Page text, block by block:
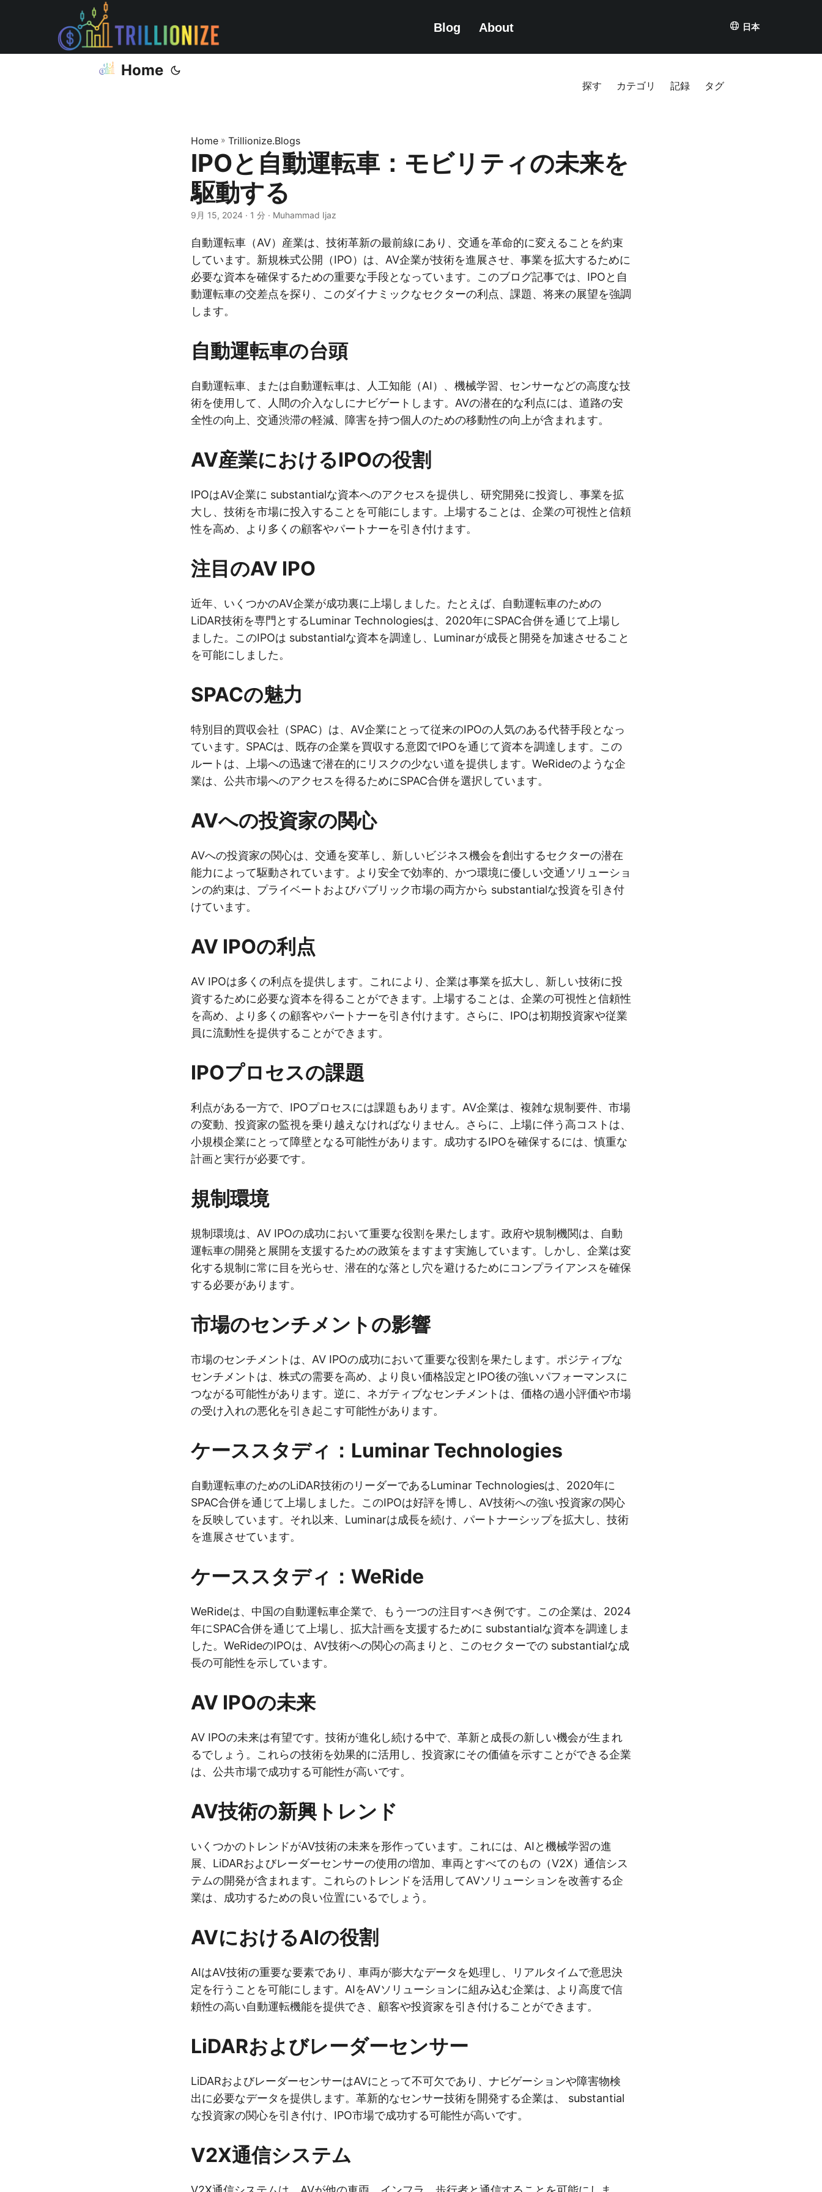
Blog About 日本
Home
探す カテゴリ 記録 タグ
Home » Trillionize.Blogs
IPOと自動運転車：モビリティの未来を
駆動する
9月 15, 2024 · 1 分 · Muhammad Ijaz
自動運転車（AV）産業は、技術革新の最前線にあり、交通を革命的に変えることを約束
しています。新規株式公開（IPO）は、AV企業が技術を進展させ、事業を拡大するために
必要な資本を確保するための重要な手段となっています。このブログ記事では、IPOと自
動運転車の交差点を探り、このダイナミックなセクターの利点、課題、将来の展望を強調
します。
自動運転車の台頭
自動運転車、または自動運転車は、人工知能（AI）、機械学習、センサーなどの高度な技
術を使用して、人間の介入なしにナビゲートします。AVの潜在的な利点には、道路の安
全性の向上、交通渋滞の軽減、障害を持つ個人のための移動性の向上が含まれます。
AV産業におけるIPOの役割
IPOはAV企業に substantialな資本へのアクセスを提供し、研究開発に投資し、事業を拡
大し、技術を市場に投入することを可能にします。上場することは、企業の可視性と信頼
性を高め、より多くの顧客やパートナーを引き付けます。
注目のAV IPO
近年、いくつかのAV企業が成功裏に上場しました。たとえば、自動運転車のための
LiDAR技術を専門とするLuminar Technologiesは、2020年にSPAC合併を通じて上場し
ました。このIPOは substantialな資本を調達し、Luminarが成長と開発を加速させること
を可能にしました。
SPACの魅力
特別目的買収会社（SPAC）は、AV企業にとって従来のIPOの人気のある代替手段となっ
ています。SPACは、既存の企業を買収する意図でIPOを通じて資本を調達します。この
ルートは、上場への迅速で潜在的にリスクの少ない道を提供します。WeRideのような企
業は、公共市場へのアクセスを得るためにSPAC合併を選択しています。
AVへの投資家の関心
AVへの投資家の関心は、交通を変革し、新しいビジネス機会を創出するセクターの潜在
能力によって駆動されています。より安全で効率的、かつ環境に優しい交通ソリューショ
ンの約束は、プライベートおよびパブリック市場の両方から substantialな投資を引き付
けています。
AV IPOの利点
AV IPOは多くの利点を提供します。これにより、企業は事業を拡大し、新しい技術に投
資するために必要な資本を得ることができます。上場することは、企業の可視性と信頼性
を高め、より多くの顧客やパートナーを引き付けます。さらに、IPOは初期投資家や従業
員に流動性を提供することができます。
IPOプロセスの課題
利点がある一方で、IPOプロセスには課題もあります。AV企業は、複雑な規制要件、市場
の変動、投資家の監視を乗り越えなければなりません。さらに、上場に伴う高コストは、
小規模企業にとって障壁となる可能性があります。成功するIPOを確保するには、慎重な
計画と実行が必要です。
規制環境
規制環境は、AV IPOの成功において重要な役割を果たします。政府や規制機関は、自動
運転車の開発と展開を支援するための政策をますます実施しています。しかし、企業は変
化する規制に常に目を光らせ、潜在的な落とし穴を避けるためにコンプライアンスを確保
する必要があります。
市場のセンチメントの影響
市場のセンチメントは、AV IPOの成功において重要な役割を果たします。ポジティブな
センチメントは、株式の需要を高め、より良い価格設定とIPO後の強いパフォーマンスに
つながる可能性があります。逆に、ネガティブなセンチメントは、価格の過小評価や市場
の受け入れの悪化を引き起こす可能性があります。
ケーススタディ：Luminar Technologies
自動運転車のためのLiDAR技術のリーダーであるLuminar Technologiesは、2020年に
SPAC合併を通じて上場しました。このIPOは好評を博し、AV技術への強い投資家の関心
を反映しています。それ以来、Luminarは成長を続け、パートナーシップを拡大し、技術
を進展させています。
ケーススタディ：WeRide
WeRideは、中国の自動運転車企業で、もう一つの注目すべき例です。この企業は、2024
年にSPAC合併を通じて上場し、拡大計画を支援するために substantialな資本を調達しま
した。WeRideのIPOは、AV技術への関心の高まりと、このセクターでの substantialな成
長の可能性を示しています。
AV IPOの未来
AV IPOの未来は有望です。技術が進化し続ける中で、革新と成長の新しい機会が生まれ
るでしょう。これらの技術を効果的に活用し、投資家にその価値を示すことができる企業
は、公共市場で成功する可能性が高いです。
AV技術の新興トレンド
いくつかのトレンドがAV技術の未来を形作っています。これには、AIと機械学習の進
展、LiDARおよびレーダーセンサーの使用の増加、車両とすべてのもの（V2X）通信シス
テムの開発が含まれます。これらのトレンドを活用してAVソリューションを改善する企
業は、成功するための良い位置にいるでしょう。
AVにおけるAIの役割
AIはAV技術の重要な要素であり、車両が膨大なデータを処理し、リアルタイムで意思決
定を行うことを可能にします。AIをAVソリューションに組み込む企業は、より高度で信
頼性の高い自動運転機能を提供でき、顧客や投資家を引き付けることができます。
LiDARおよびレーダーセンサー
LiDARおよびレーダーセンサーはAVにとって不可欠であり、ナビゲーションや障害物検
出に必要なデータを提供します。革新的なセンサー技術を開発する企業は、 substantial
な投資家の関心を引き付け、IPO市場で成功する可能性が高いです。
V2X通信システム